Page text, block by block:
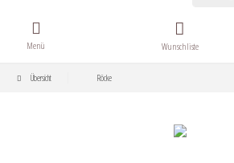
Wunschliste
Menü
Übersicht Röcke